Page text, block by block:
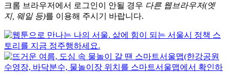
크롬 브라우저에서 로그인이 안될 경우 다른 웹브라우저(엣
지, 웨일 등)를 이용해 주시기 바랍니다.